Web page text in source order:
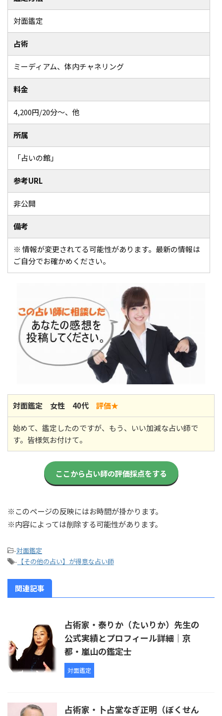
対面鑑定
占術
ミーディアム、体内チャネリング
料金
4,200円/20分～、他
所属
「占いの館」
参考URL
非公開
備考
※ 情報が変更されてる可能性があります。最新の情報は
ご自分でお確かめください。
対面鑑定 女性 40代 評価★
始めて、鑑定したのですが、もう、いい加減な占い師で
す。皆様気お付けて。
ここから占い師の評価採点をする
※このページの反映にはお時間が掛かります。
※内容によっては削除する可能性があります。
-対面鑑定
- 【その他の占い】が得意な占い師
関連記事
占術家・泰りか（たいりか）先生の
公式実績とプロフィール詳細｜京
都・嵐山の鑑定士
対面鑑定
占術家・卜占堂なぎ正明（ぼくせん